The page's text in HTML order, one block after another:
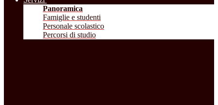
Panoramica
Famiglie e studenti
Personale scolastico
Percorsi di studio